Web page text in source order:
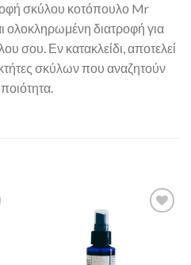
σκύλου κοτόπουλο Mr
ολοκληρωμένη διατροφή για
σου. Εν κατακλείδι, αποτελεί
σκύλων που αναζητούν